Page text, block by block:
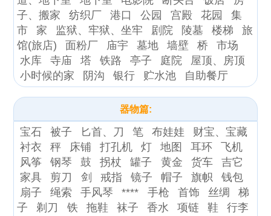
子、搬家
纺织厂 港口 公园 宫殿 花园
集
市
家 监狱、牢狱、坐牢 剧院 陵墓 楼梯
旅
馆(旅店)
面粉厂 庙宇 墓地 墙壁 桥
市场
水库
寺庙 塔 铁路 亭子 庭院
屋顶、房顶
小时候的家
阴沟 银行 贮水池 自助餐厅
器物篇:
宝石 被子 匕首、刀 笔 布娃娃
财宝、宝藏
衬衣
秤 床铺 打孔机 灯 地图 耳环
飞机
风筝
钢琴 鼓 拐杖 罐子 黄金 货车
吉它
家具
剪刀 剑 戒指 镜子 帽子 旗帜
钱包
扇子
绳索 手风琴 **** 手枪 首饰 丝绸
梯
子
剃刀 铁 拖鞋 袜子 香水 项链 鞋
行李